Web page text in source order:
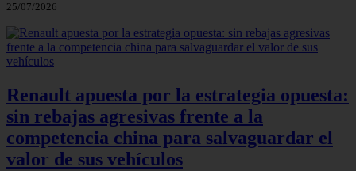
25/07/2026
Renault apuesta por la estrategia opuesta:
sin rebajas agresivas frente a la
competencia china para salvaguardar el
valor de sus vehículos